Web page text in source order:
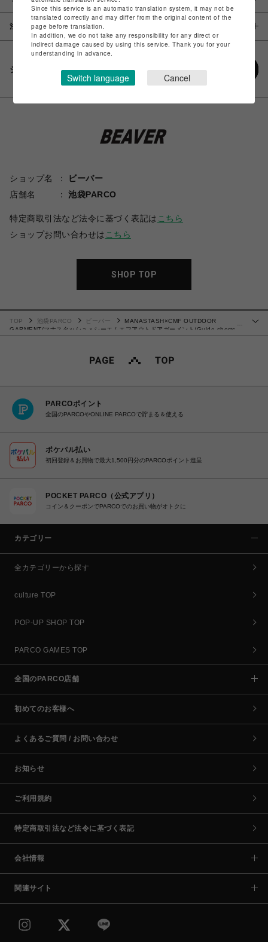
注意事項
シェアする
ショップ名
ビーバー
店舗名
池袋PARCO
特定商取引法など法令に基づく表記は こちら
ショップお問い合わせは こちら
SHOP TOP
TOP 池袋PARCO ビーバー
MANASTASH×CMF OUTDOOR
GARMENT/マナスタッシュｘシーエムエフアウトドアガーメント/Guide shorts
ショーツ
PARCOポイント
全国のPARCOやONLINE PARCOで貯まる＆使える
ポケパル払い
初回登録＆お買物で最大1,500円分のPARCOポイント進呈
POCKET PARCO（公式アプリ）
コイン＆クーポンでPARCOでのお買い物がオトクに
カテゴリー
全カテゴリーから探す
culture TOP
POP-UP SHOP TOP
PARCO GAMES TOP
全国のPARCO店舗
初めてのお客様へ
よくあるご質問 / お問い合わせ
お知らせ
ご利用規約
特定商取引法など法令に基づく表記
会社情報
関連サイト
Since this service is an automatic translation system, it may not be
translated correctly and may differ from the original content of the
page before translation.
In addition, we do not take any responsibility for any direct or
indirect damage caused by using this service. Thank you for your
understanding in advance.
Switch language Cancel